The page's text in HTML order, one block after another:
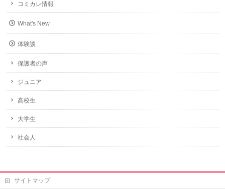
コミカレ情報
What's New
体験談
保護者の声
ジュニア
高校生
大学生
社会人
サイトマップ